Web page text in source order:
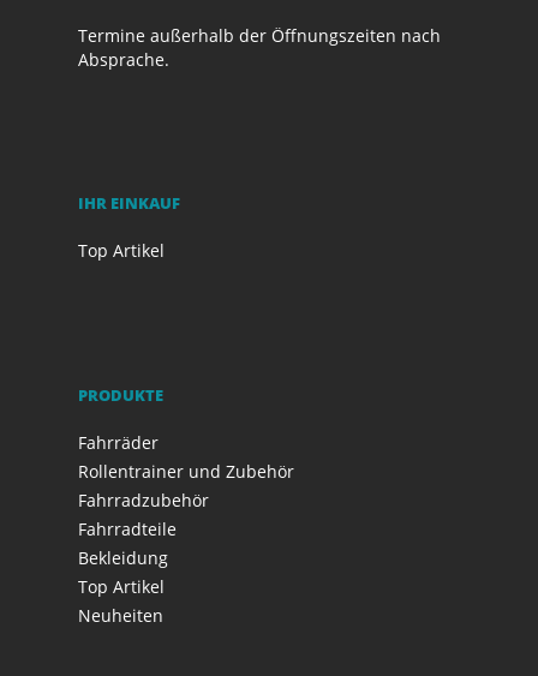
Termine außerhalb der Öffnungszeiten nach
Absprache.
IHR EINKAUF
Top Artikel
PRODUKTE
Fahrräder
Rollentrainer und Zubehör
Fahrradzubehör
Fahrradteile
Bekleidung
Top Artikel
Neuheiten